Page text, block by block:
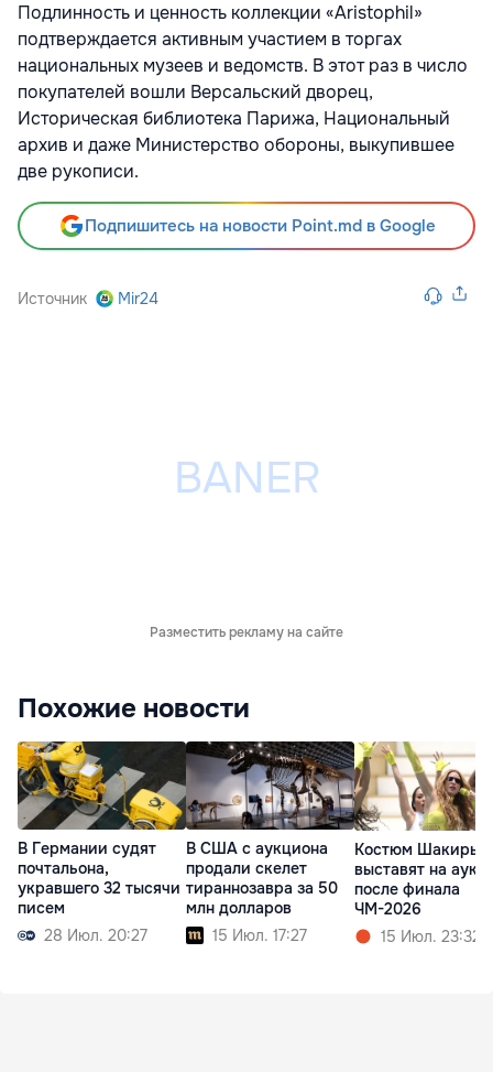
Подлинность и ценность коллекции «Aristophil»
подтверждается активным участием в торгах
национальных музеев и ведомств. В этот раз в число
покупателей вошли Версальский дворец,
Историческая библиотека Парижа, Национальный
архив и даже Министерство обороны, выкупившее
две рукописи.
Подпишитесь на новости Point.md в Google
Источник Mir24
Разместить рекламу на сайте
Похожие новости
В Германии судят
почтальона,
укравшего 32 тысячи
писем
28 Июл. 20:27
В США с аукциона
продали скелет
тираннозавра за 50
млн долларов
15 Июл. 17:27
Костюм Шакиры
выставят на
после финала
ЧМ-2026
15 Июл. 23:32